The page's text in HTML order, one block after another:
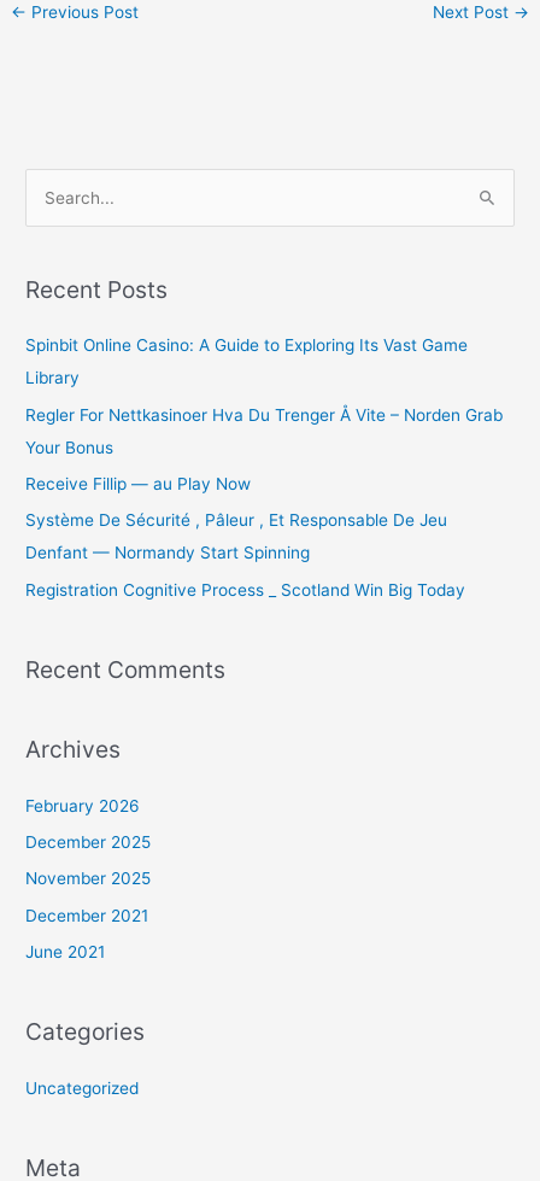
← Previous Post Next Post →
r
h
f
o
r
:
Recent Posts
Spinbit Online Casino: A Guide to Exploring Its Vast Game
Library
Regler For Nettkasinoer Hva Du Trenger Å Vite – Norden Grab
Your Bonus
Receive Fillip — au Play Now
Système De Sécurité , Pâleur , Et Responsable De Jeu
Denfant — Normandy Start Spinning
Registration Cognitive Process _ Scotland Win Big Today
Recent Comments
Archives
February 2026
December 2025
November 2025
December 2021
June 2021
Categories
Uncategorized
Meta